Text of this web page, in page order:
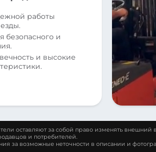
работы
безопасного и
и высокие
оставляют за собой право изменять внешний
и потребителей.
за возможные неточности в описании и